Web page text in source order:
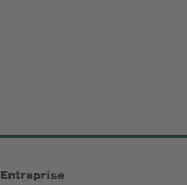
Entreprise